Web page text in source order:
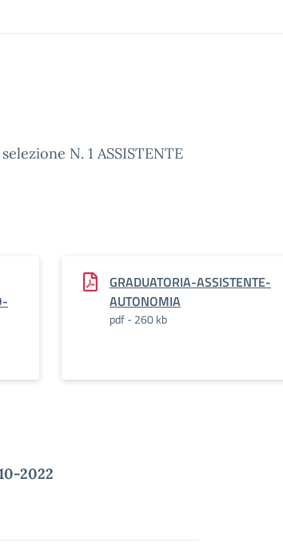
N. 1 ASSISTENTE
GRADUATORIA-ASSISTENTE-
AUTONOMIA
pdf - 260 kb
2022